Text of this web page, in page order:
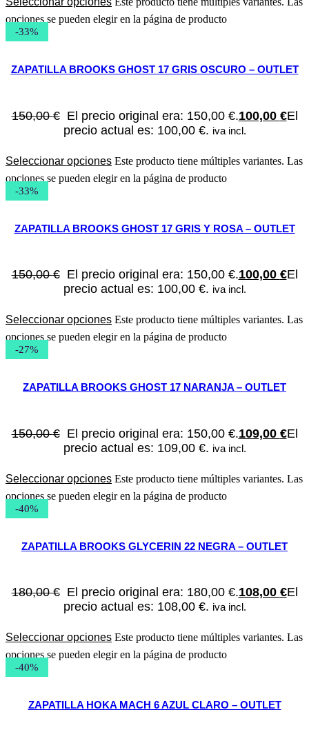
opciones se pueden elegir en la página de producto
-33%
ZAPATILLA BROOKS GHOST 17 GRIS OSCURO – OUTLET
150,00€ El precio original era: 150,00 €.100,00 €El
precio actual es: 100,00 €. iva incl.
Seleccionar opciones Este producto tiene múltiples variantes. Las
opciones se pueden elegir en la página de producto
-33%
ZAPATILLA BROOKS GHOST 17 GRIS Y ROSA – OUTLET
150,00€ El precio original era: 150,00 €.100,00 €El
precio actual es: 100,00 €. iva incl.
Seleccionar opciones Este producto tiene múltiples variantes. Las
opciones se pueden elegir en la página de producto
-27%
ZAPATILLA BROOKS GHOST 17 NARANJA – OUTLET
150,00€ El precio original era: 150,00 €.109,00 €El
precio actual es: 109,00 €. iva incl.
Seleccionar opciones Este producto tiene múltiples variantes. Las
opciones se pueden elegir en la página de producto
-40%
ZAPATILLA BROOKS GLYCERIN 22 NEGRA – OUTLET
180,00€ El precio original era: 180,00 €.108,00 €El
precio actual es: 108,00 €. iva incl.
Seleccionar opciones Este producto tiene múltiples variantes. Las
opciones se pueden elegir en la página de producto
-40%
ZAPATILLA HOKA MACH 6 AZUL CLARO – OUTLET